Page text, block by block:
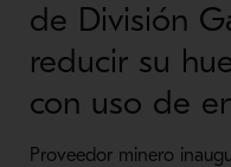
de División
reducir su
con uso de
Proveedor minero